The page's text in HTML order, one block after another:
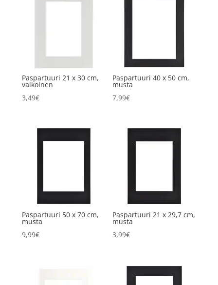
Paspartuuri 21 x 30 cm,
valkoinen
3,49€
Paspartuuri 40 x 50 cm,
musta
7,99€
Paspartuuri 50 x 70 cm,
musta
9,99€
Paspartuuri 21 x 29,7 cm,
musta
3,99€